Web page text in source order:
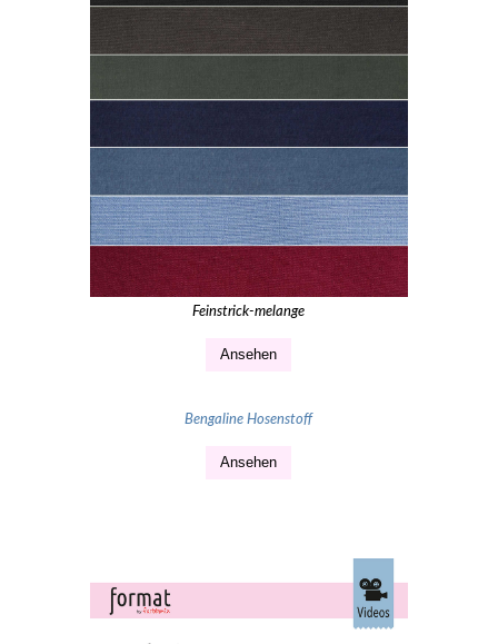
Feinstrick-melange
Ansehen
Bengaline Hosenstoff
Ansehen